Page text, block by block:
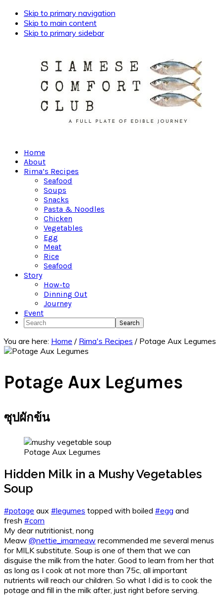
Skip to primary navigation
Skip to main content
Skip to primary sidebar
Home
About
Rima’s Recipes
Seafood
Soups
Snacks
Pasta & Noodles
Chicken
Vegetables
Egg
Meat
Rice
Seafood
Story
How-to
Dinning Out
Journey
Event
Search
You are here: Home / Rima's Recipes / Potage Aux Legumes
Potage Aux Legumes
ซุปผักข้น
Potage Aux Legumes
Hidden Milk in a Mushy Vegetables
Soup
#potage aux #legumes topped with boiled #egg and
fresh #corn
My dear nutritionist, nong
Meaw @nettie_imameaw recommended me several menus
for MILK substitute. Soup is one of them that we can
disguise the milk from the hater. Good to learn from her that
as long as I cook at not more than 75c, all important
nutrients will reach our children. So what I did is to cook the
potage and fill in the milk after, just right before serving.